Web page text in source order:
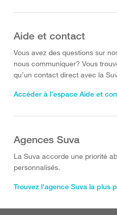
Aide et contact
Vous avez des questions sur
nous communiquer? Vous
qu’un contact direct avec la
Accéder à l’espace Aide et
Agences Suva
La Suva accorde une priorité
personnalisés.
Trouvez l'agence Suva la plus